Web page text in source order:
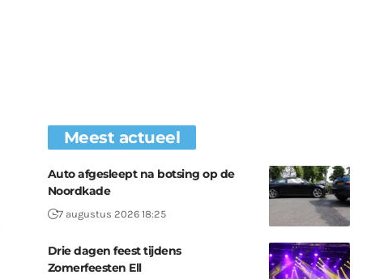
Meest actueel
Auto afgesleept na botsing op de
Noordkade
7 augustus 2026 18:25
Drie dagen feest tijdens
Zomerfeesten Ell